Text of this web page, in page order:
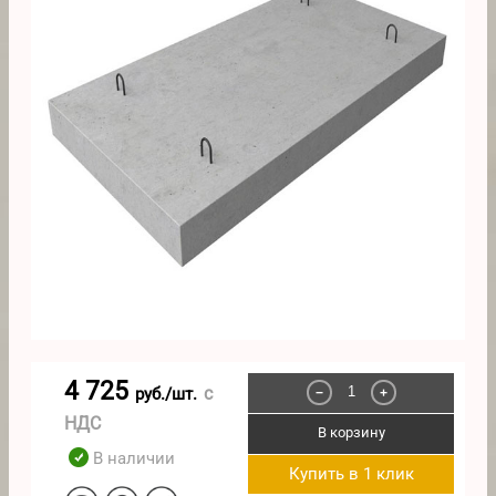
4 725 руб./шт. с
НДС
В наличии
− +
В корзину
Купить в 1 клик